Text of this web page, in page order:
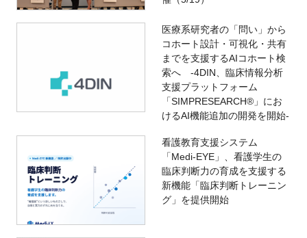
医療系研究者の「問い」から
コホート設計・可視化・共有
までを支援するAIコホート検
索へ -4DIN、臨床情報分析
支援プラットフォーム
「SIMPRESEARCH®」にお
けるAI機能追加の開発を開始-
看護教育支援システム
「Medi-EYE」、看護学生の
臨床判断力の育成を支援する
新機能「臨床判断トレーニン
グ」を提供開始